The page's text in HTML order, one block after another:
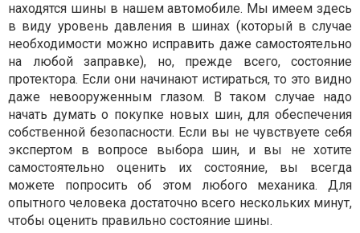
находятся шины в нашем автомобиле. Мы имеем здесь
в виду уровень давления в шинах (который в случае
необходимости можно исправить даже самостоятельно
на любой заправке), но, прежде всего, состояние
протектора. Если они начинают истираться, то это видно
даже невооруженным глазом. В таком случае надо
начать думать о покупке новых шин, для обеспечения
собственной безопасности. Если вы не чувствуете себя
экспертом в вопросе выбора шин, и вы не хотите
самостоятельно оценить их состояние, вы всегда
можете попросить об этом любого механика. Для
опытного человека достаточно всего нескольких минут,
чтобы оценить правильно состояние шины.